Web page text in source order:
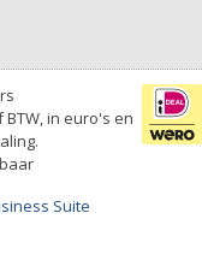
in euro's en
Suite